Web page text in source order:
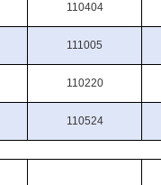
110404
111005
110220
110524